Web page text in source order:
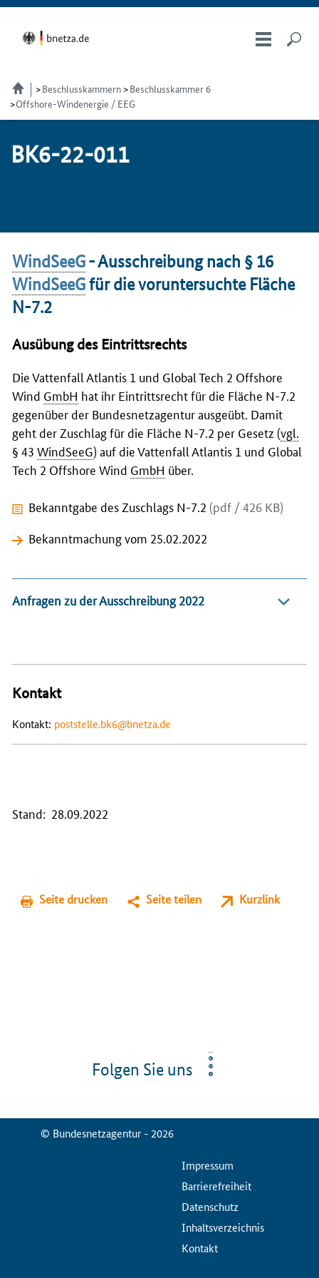
Beschlusskammern
Beschlusskammer 6
Offshore-Windenergie / EEG
BK6-22-011
WindSeeG- Ausschreibung nach § 16
WindSeeGfür die voruntersuchte Fläche
N-7.2
Ausübung des Eintrittsrechts
Die Vattenfall Atlantis 1 und Global Tech 2 Offshore
Wind GmbH hat ihr Eintrittsrecht für die Fläche N-7.2
gegenüber der Bundesnetzagentur ausgeübt. Damit
geht der Zuschlag für die Fläche N-7.2 per Gesetz (vgl.
§ 43 WindSeeG) auf die Vattenfall Atlantis 1 und Global
Tech 2 Offshore Wind GmbH über.
Bekanntgabe des Zuschlags N-7.2 (pdf / 426 KB)
Bekanntmachung vom 25.02.2022
Anfragen zu der Ausschreibung 2022
Kontakt
Kontakt: poststelle.bk6@bnetza.de
Stand: 28.09.2022
Seite drucken Seite teilen Kurzlink
Folgen Sie uns
© Bundesnetzagentur - 2026
ServiceMenuImpressum
Barrierefreiheit
Datenschutz
Inhaltsverzeichnis
Kontakt